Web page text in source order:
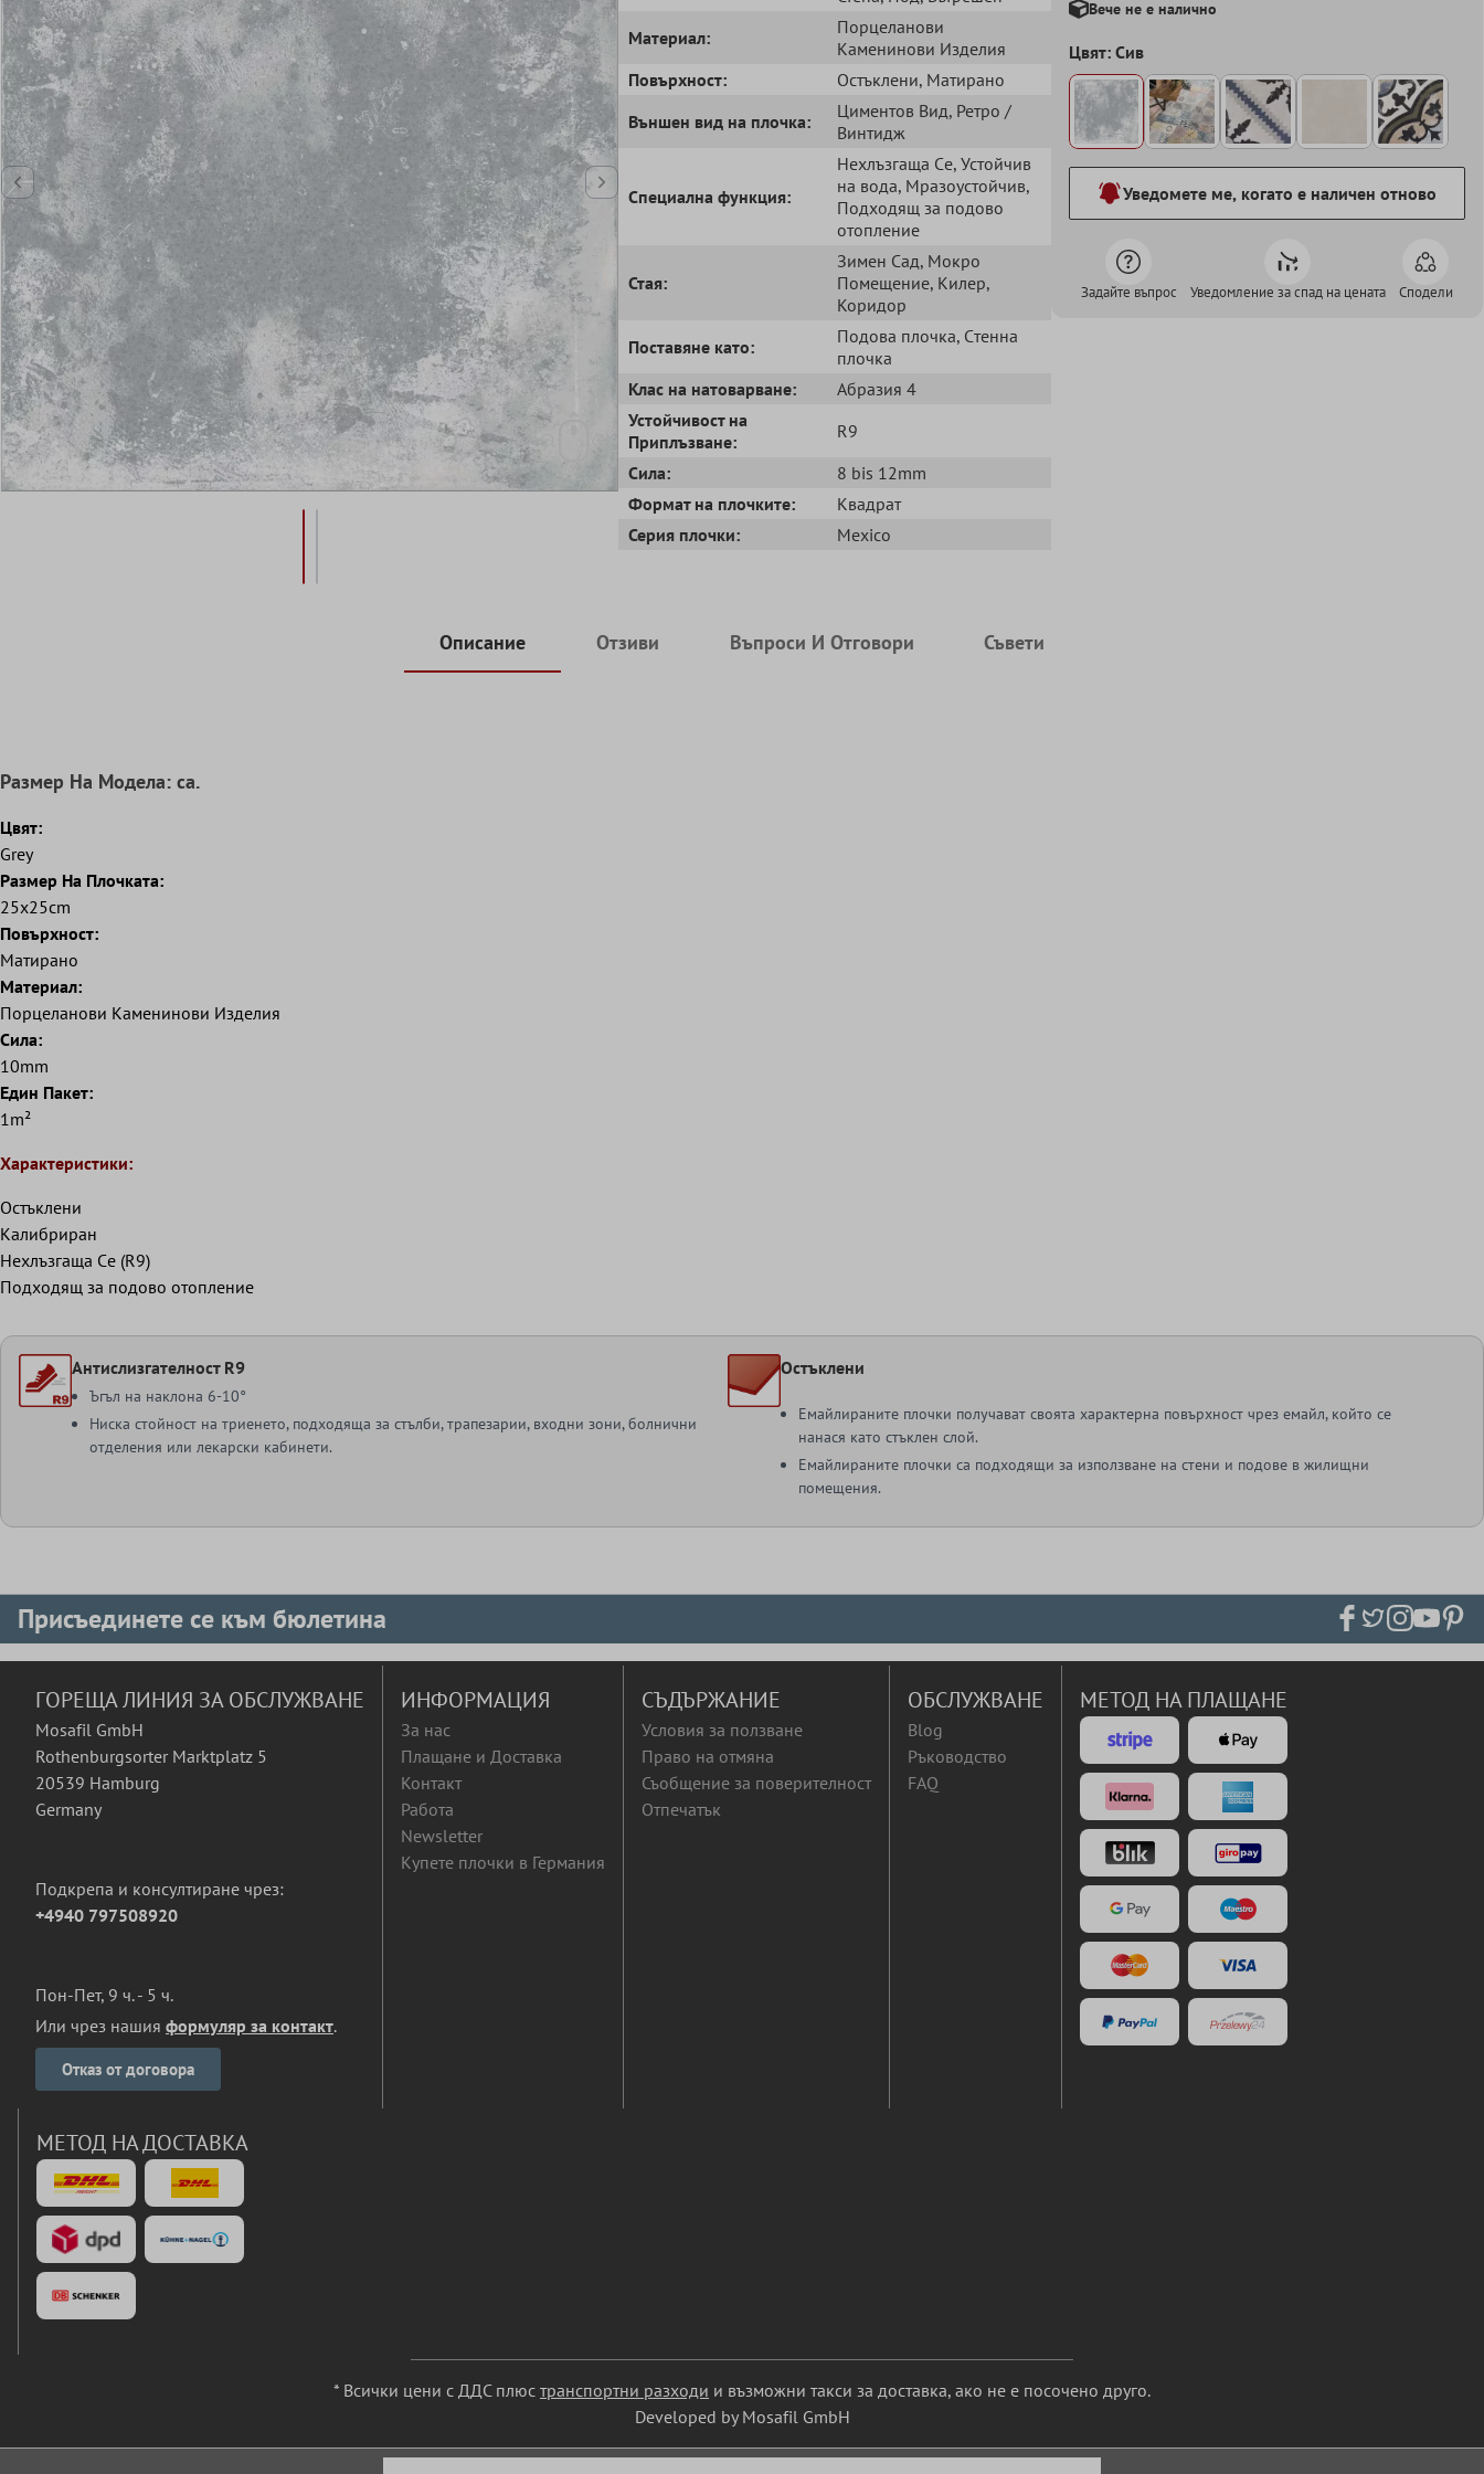
Mатериал:
Порцеланови
Kаменинови Изделия
Повърхност:
Остъклени, Матирано
Външен вид на плочка:
Циментов Bид, Ретро /
Bинтидж
Специална функция:
Нехлъзгаща Cе, Устойчив
на вода, Мразоустойчив,
Подходящ за подово
отопление
Стая:
Зимен Сад, Мокро
Помещение, Килер,
Коридор
Поставяне като:
Подова плочка, Cтенна
плочка
Клас на натоварване:
Абразия 4
Устойчивост на
Приплъзване:
R9
Сила:
8 bis 12mm
Формат на плочките:
Квадрат
Серия плочки:
Mexico
Вече не е налично
Цвят: Сив
Уведомете ме, когато е наличен отново
Задайте въпрос Уведомление за спад на цената Сподели
Описание Отзиви Въпроси И Отговори Съвети
Pазмер Hа Mодела: ca.
Цвят:
Grey
Размер Hа Плочката:
25x25cm
Повърхност:
Матирано
Mатериал:
Порцеланови Kаменинови Изделия
Сила:
10mm
Eдин Пакет:
1m²
Характеристики:
Остъклени
Kалибриран
Нехлъзгаща Cе (R9)
Подходящ за подово отопление
Антислизгателност R9
Ъгъл на наклона 6-10°
Ниска стойност на триенето, подходяща за стълби, трапезарии, входни зони, болнични
отделения или лекарски кабинети.
Остъклени
Емайлираните плочки получават своята характерна повърхност чрез емайл, който се
нанася като стъклен слой.
Емайлираните плочки са подходящи за използване на стени и подове в жилищни
помещения.
Присъединете се към бюлетина
ГОРЕЩА ЛИНИЯ ЗА ОБСЛУЖВАНЕ
Mosafil GmbH
Rothenburgsorter Marktplatz 5
20539 Hamburg
Germany
Подкрепа и консултиране чрез:
+4940 797508920
Пон-Пет, 9 ч. - 5 ч.
Или чрез нашия формуляр за контакт.
Отказ от договора
ИНФОРМАЦИЯ
За нас
Плащане и Доставка
Контакт
Работа
Newsletter
Купете плочки в Германия
СЪДЪРЖАНИЕ
Условия за ползване
Право на отмяна
Съобщение за поверителност
Отпечатък
ОБСЛУЖВАНЕ
Blog
Ръководство
FAQ
МЕТОД НА ПЛАЩАНЕ
МЕТОД НА ДОСТАВКА
* Всички цени с ДДС плюс транспортни разходи и възможни такси за доставка, ако не е посочено друго.
Developed by Mosafil GmbH